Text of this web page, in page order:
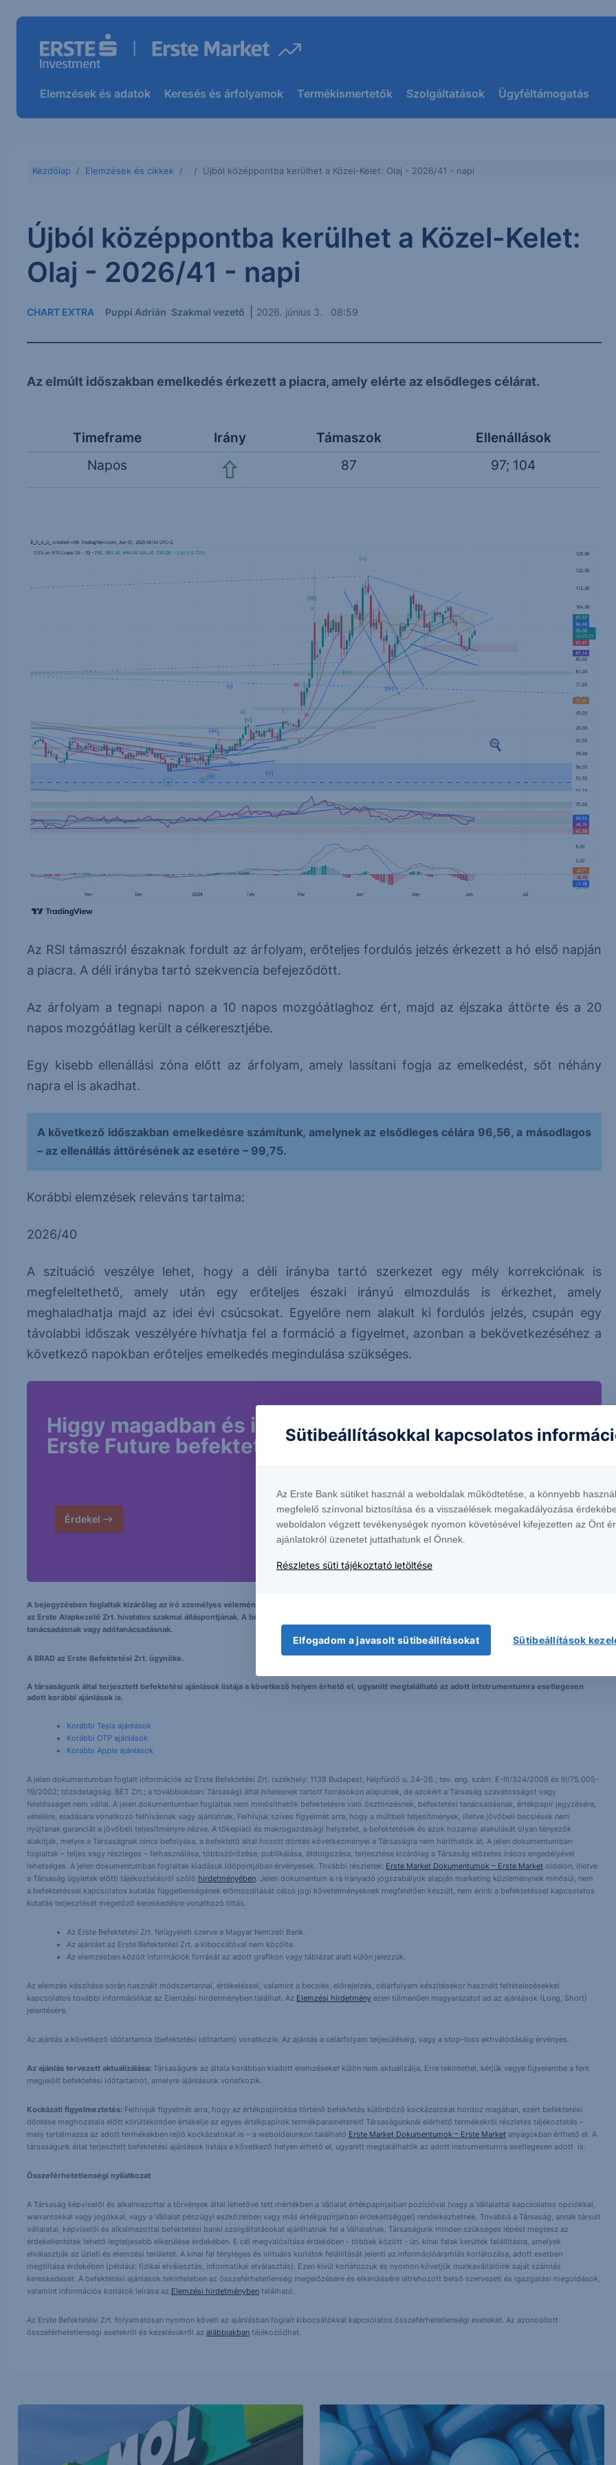
Elemzések és adatok Keresés és árfolyamok Termékismertetők Szolgáltatások Ügyféltámogatás
Kezdőlap Elemzések és cikkek Újból középpontba kerülhet a Közel-Kelet: Olaj - 2026/41 - napi
Újból középpontba kerülhet a Közel-Kelet:
Olaj - 2026/41 - napi
CHART EXTRA Puppi Adrián Szakmai vezető 2026. június 3. 08:59
Az elmúlt időszakban emelkedés érkezett a piacra, amely elérte az elsődleges célárat.
Timeframe Irány Támaszok
Ellenállások
Napos
87 97; 104
Az RSI támaszról északnak fordult az árfolyam, erőteljes fordulós jelzés érkezett a hó első napján
a piacra. A déli irányba tartó szekvencia befejeződött.
Az árfolyam a tegnapi napon a 10 napos mozgóátlaghoz ért, majd az éjszaka áttörte és a 20
napos mozgóátlag került a célkeresztjébe.
Egy kisebb ellenállási zóna előtt az árfolyam, amely lassítani fogja az emelkedést, sőt néhány
napra el is akadhat.
A következő időszakban emelkedésre számítunk, amelynek az elsődleges célára 96,56, a másodlagos
– az ellenállás áttörésének az esetére – 99,75.
Korábbi elemzések releváns tartalma:
2026/40
A szituáció veszélye lehet, hogy a déli irányba tartó szerkezet egy mély korrekciónak is
megfeleltethető, amely után egy erőteljes északi irányú elmozdulás is érkezhet, amely
meghaladhatja majd az idei évi csúcsokat. Egyelőre nem alakult ki fordulós jelzés, csupán egy
távolabbi időszak veszélyére hívhatja fel a formáció a figyelmet, azonban a bekövetkezéséhez a
következő napokban erőteljes emelkedés megindulása szükséges.
Higgy magadban és indíts
Erste Future befektetést!
Érdekel
A bejegyzésben foglaltak kizárólag az író személyes véleményét tükrözik és nem tekinthetőek az Erste Bank Hungary Zrt., az Erste Befektetési Zrt. vagy
az Erste Alapkezelő Zrt. hivatalos szakmai álláspontjának. A bejegyzés tartalma nem minősül befektetési ajánlatnak, ajánlattételi felhívásnak, befektetési
tanácsadásnak vagy adótanácsadásnak.
A BRAD az Erste Befektetési Zrt. ügynöke.
A társaságunk által terjesztett befektetési ajánlások listája a következő helyen érhető el, ugyanitt megtalálható az adott intstrumentumra esetlegesen
adott korábbi ajánlások is.
Korábbi Tesla ajánlások
Korábbi OTP ajánlások
Korábbi Apple ajánlások
A jelen dokumentumban foglalt információk az Erste Befektetési Zrt. (székhely: 1138 Budapest, Népfürdő u. 24-26.; tev. eng. szám: E-III/324/2008 és III/75.005-
19/2002; tőzsdetagság: BÉT Zrt.; a továbbiakban: Társaság) által hitelesnek tartott forrásokon alapulnak, de azokért a Társaság szavatosságot vagy
felelősséget nem vállal. A jelen dokumentumban foglaltak nem minősíthetők befektetésre való ösztönzésnek, befektetési tanácsadásnak, értékpapír jegyzésére,
vételére, eladására vonatkozó felhívásnak vagy ajánlatnak. Felhívjuk szíves figyelmét arra, hogy a múltbeli teljesítmények, illetve jövőbeli becslések nem
nyújtanak garanciát a jövőbeli teljesítményre nézve. A tőkepiaci és makrogazdasági helyzetet, a befektetések és azok hozamai alakulását olyan tényezők
alakítják, melyre a Társaságnak nincs befolyása, a befektető által hozott döntés következményei a Társaságra nem háríthatók át. A jelen dokumentumban
foglaltak – teljes vagy részleges – felhasználása, többszörözése, publikálása, átdolgozása, terjesztése kizárólag a Társaság előzetes írásos engedélyével
lehetséges. A jelen dokumentumban foglaltak kiadásuk időpontjában érvényesek. További részletek: Erste Market Dokumentumok – Erste Marketoldalon, illetve
a Társaság ügyletek előtti tájékoztatásról szóló hirdetményében. Jelen dokumentum a rá irányadó jogszabályok alapján marketing közleménynek minősül, nem
a befektetéssel kapcsolatos kutatás függetlenségének előmozdítását célzó jogi követelményeknek megfelelően készült, nem érinti a befektetéssel kapcsolatos
kutatás terjesztését megelőző kereskedésre vonatkozó tiltás.
Az Erste Befektetési Zrt. felügyeleti szerve a Magyar Nemzeti Bank.
Az ajánlást az Erste Befektetési Zrt. a kibocsátóval nem közölte.
Az elemzésben közölt információk forrását az adott grafikon vagy táblázat alatt külön jelezzük.
Az elemzés készítése során használt módszertannal, értékeléssel, valamint a becslés, előrejelzés, célárfolyam készítésekor használt feltételezésekkel
kapcsolatos további információkat az Elemzési hirdetményben találhat. Az Elemzési hirdetményezen túlmenően magyarázatot ad az ajánlások (Long, Short)
jelentésére.
Az ajánlás a következő időtartamra (befektetési időtartam) vonatkozik: Az ajánlás a célárfolyam teljesüléséig, vagy a stop-loss aktiválódásáig érvényes.
Az ajánlás tervezett aktualizálása:Társaságunk az általa korábban kiadott elemzéseket külön nem aktualizálja. Erre tekintettel, kérjük vegye figyelembe a fent
megjelölt befektetési időtartamot, amelyre ajánlásunk vonatkozik.
Kockázati figyelmeztetés:Felhívjuk figyelmét arra, hogy az értékpapírokba történő befektetés különböző kockázatokat hordoz magában, ezért befektetési
döntése meghozatala előtt körültekintően értékelje az egyes értékpapírok termékparamétereit! Társaságunknál elérhető termékekről részletes tájékoztatás –
mely tartalmazza az adott termékekben rejlő kockázatokat is – a weboldalunkon található Erste Market Dokumentumok – Erste Marketanyagokban érthető el. A
társaságunk által terjesztett befektetési ajánlások listája a következő helyen érhető el, ugyanitt megtalálhatók az adott instrumentumra esetlegesen adott is.
Összeférhetetlenségi nyilatkozat
A Társaság képviselői és alkalmazottai a törvények által lehetővé tett mértékben a Vállalat értékpapírjaiban pozícióval (vagy a Vállalattal kapcsolatos opciókkal,
warrantokkal vagy jogokkal, vagy a Vállalat pénzügyi eszközeiben vagy más értékpapírjaiban érdekeltséggel) rendelkezhetnek. Továbbá a Társaság, annak társult
vállalatai, képviselői és alkalmazottai befektetési banki szolgáltatásokat ajánlhatnak fel a Vállalatnak. Társaságunk minden szükséges lépést megtesz az
érdekellentétek lehető legteljesebb elkerülése érdekében. E cél megvalósítása érdekében - többek között - ún. kínai falak kerültek felállításra, amelyek
elválasztják az üzleti és elemzési területet. A kínai fal tényleges és virtuális korlátok felállítását jelenti az információáramlás korlátozása, adott esetben
megtiltása érdekében (például: fizikai elválasztás, informatikai elválasztás). Ezen kívül korlátozzuk és nyomon követjük munkavállalóink saját számlás
kereskedését. A befektetési ajánlások tekintetében az összeférhetetlenség megelőzésére és elkerülésére létrehozott belső szervezeti és igazgatási megoldások,
valamint információs korlátok leírása az Elemzési hirdetménybentalálható.
Az Erste Befektetési Zrt. folyamatosan nyomon követi az ajánlásban foglalt kibocsátókkal kapcsolatos összeférhetetlenségi eseteket. Az azonosított
összeférhetetlenségi esetekről és kezelésükről az alábbiakbantájékozódhat.
Sütibeállításokkal kapcsolatos
Az Erste Bank sütiket használ a weboldalak működtetése, a könnyebb
megfelelő színvonal biztosítása és a visszaélések megakadályozása
weboldalon végzett tevékenységek nyomon követésével kifejezetten az Önt
ajánlatokról üzenetet juttathatunk el Önnek.
Részletes süti tájékoztató letöltése
Elfogadom a javasolt sütibeállításokat Sütibeállítások